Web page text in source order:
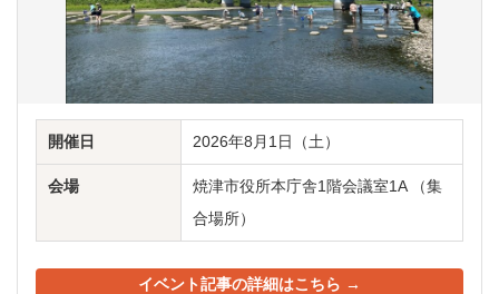
開催日 2026年8月1日（土）
会場
焼津市役所本庁舎1階会議室1A （集
合場所）
イベント記事の詳細はこちら →